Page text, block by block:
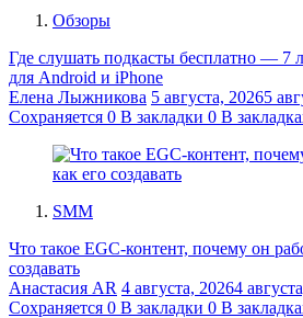
Обзоры
Где слушать подкасты бесплатно — 7
для Android и iPhone
Елена Лыжникова 5 августа, 20265
Сохраняется 0 В закладки 0 В
SMM
Что такое EGC-контент, почему он
создавать
Анастасия AR 4 августа, 20264
Сохраняется 0 В закладки 0 В